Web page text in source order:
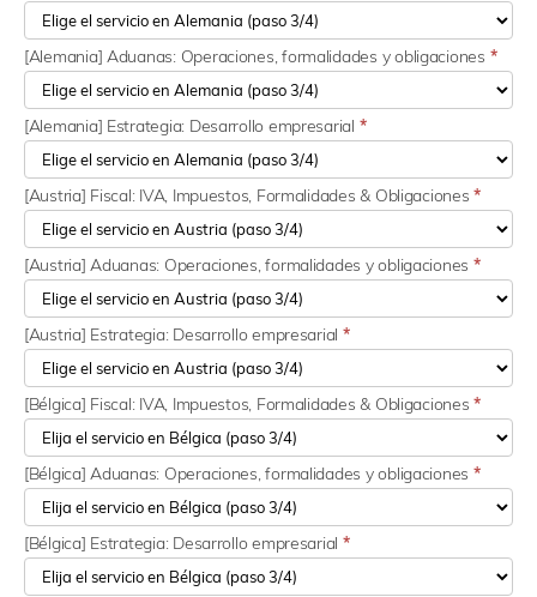
[Alemania] Aduanas: Operaciones, formalidades y obligaciones *
[Alemania] Estrategia: Desarrollo empresarial *
[Austria] Fiscal: IVA, Impuestos, Formalidades & Obligaciones*
[Austria] Aduanas: Operaciones, formalidades y obligaciones *
[Austria] Estrategia: Desarrollo empresarial *
[Bélgica] Fiscal: IVA, Impuestos, Formalidades & Obligaciones*
[Bélgica] Aduanas: Operaciones, formalidades y obligaciones *
[Bélgica] Estrategia: Desarrollo empresarial *